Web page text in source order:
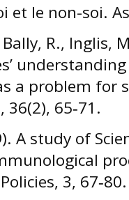
et le non-soi.
R., Inglis,
a problem for
65‑71.
A study of
3, 67‑80.